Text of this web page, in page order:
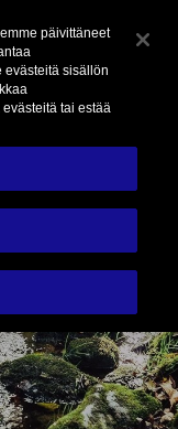
päivittäneet
evästeitä sisällön
tai estää